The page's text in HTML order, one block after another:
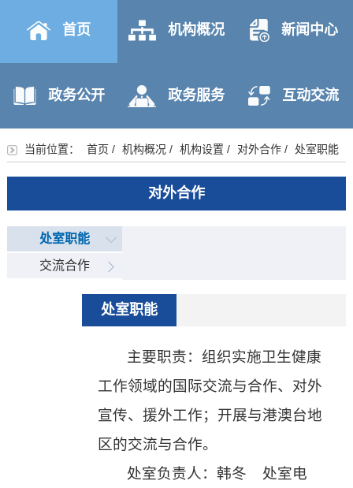
首页 机构概况 新闻中心
政务公开 政务服务 互动交流
当前位置： 首页 / 机构概况 / 机构设置 / 对外合作/ 处室职能
对外合作
处室职能
交流合作
处室职能
主要职责：组织实施卫生健康
工作领域的国际交流与合作、对外
宣传、援外工作；开展与港澳台地
区的交流与合作。
处室负责人：韩冬 处室电